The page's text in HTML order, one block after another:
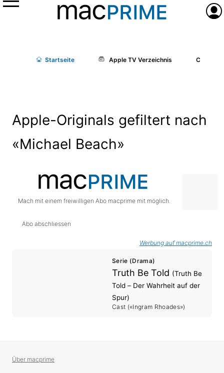
Menü
Startseite Apple TV Verzeichnis Cast/
Apple-Originals gefiltert nach
«Michael Beach»
Mach mit einem freiwilligen Abo macprime mit möglich.
Abo abschliessen
Werbung auf macprime.ch
Serie (Drama)
Truth Be Told (Truth Be
Told – Der Wahrheit auf der
Spur)
Cast («Ingram Rhoades»)
Über macprime